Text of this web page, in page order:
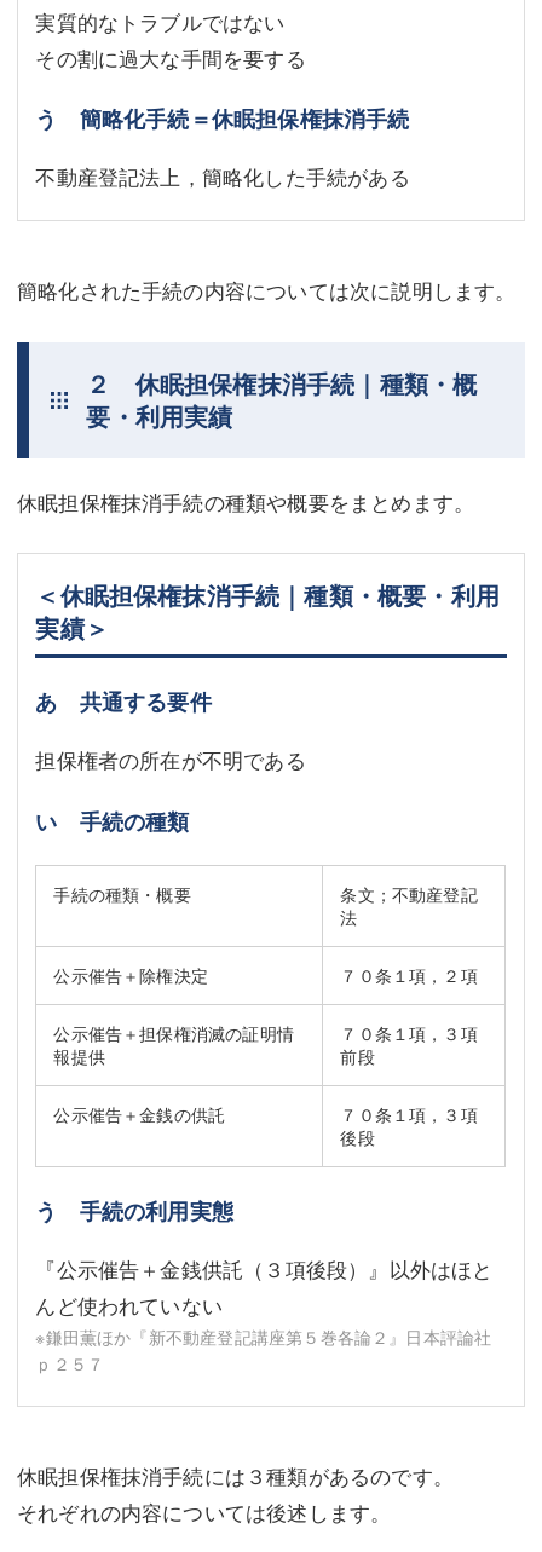
実質的なトラブルではない
その割に過大な手間を要する
う 簡略化手続＝休眠担保権抹消手続
不動産登記法上，簡略化した手続がある
簡略化された手続の内容については次に説明します。
２ 休眠担保権抹消手続｜種類・概
要・利用実績
休眠担保権抹消手続の種類や概要をまとめます。
＜休眠担保権抹消手続｜種類・概要・利用
実績＞
あ 共通する要件
担保権者の所在が不明である
い 手続の種類
手続の種類・概要
条文；不動産登記
法
公示催告＋除権決定 ７０条１項，２項
公示催告＋担保権消滅の証明情
報提供
７０条１項，３項
前段
公示催告＋金銭の供託
７０条１項，３項
後段
う 手続の利用実態
『公示催告＋金銭供託（３項後段）』以外はほと
んど使われていない
※鎌田薫ほか『新不動産登記講座第５巻各論２』日本評論社
ｐ２５７
休眠担保権抹消手続には３種類があるのです。
それぞれの内容については後述します。